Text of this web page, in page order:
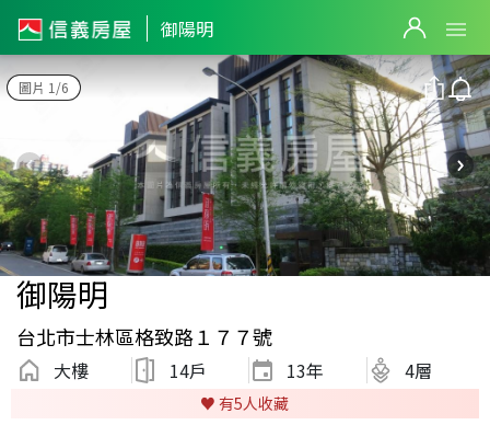
御陽明
圖片 1/6
御陽明
台北市士林區格致路１７７號
大樓 14戶 13年 4層
♥️ 有5人收藏